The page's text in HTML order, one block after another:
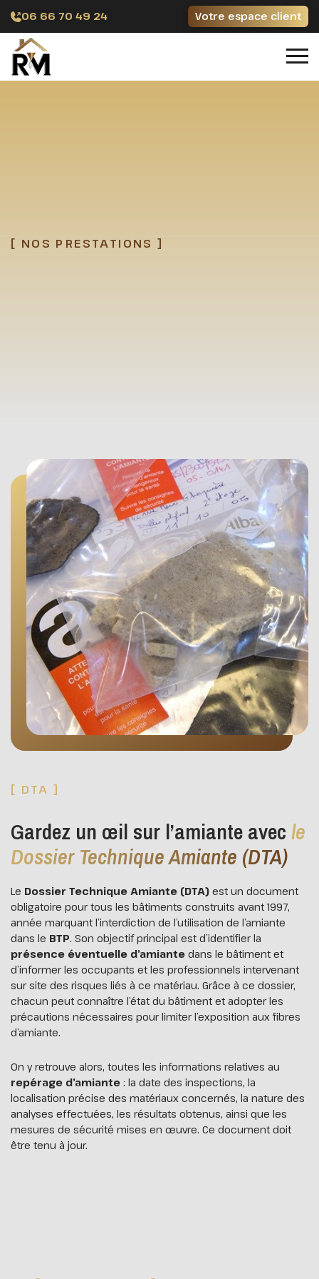
06 66 70 49 24 Votre espace client
[ NOS PRESTATIONS ]
[ DTA ]
Gardez un œil sur l’amiante avec le
Dossier Technique Amiante (DTA)
Le Dossier Technique Amiante (DTA) est un document
obligatoire pour tous les bâtiments construits avant 1997,
année marquant l’interdiction de l’utilisation de l’amiante
dans le BTP. Son objectif principal est d’identifier la
présence éventuelle d’amiante dans le bâtiment et
d’informer les occupants et les professionnels intervenant
sur site des risques liés à ce matériau. Grâce à ce dossier,
chacun peut connaître l’état du bâtiment et adopter les
précautions nécessaires pour limiter l’exposition aux fibres
d’amiante.
On y retrouve alors, toutes les informations relatives au
repérage d’amiante : la date des inspections, la
localisation précise des matériaux concernés, la nature des
analyses effectuées, les résultats obtenus, ainsi que les
mesures de sécurité mises en œuvre. Ce document doit
être tenu à jour.